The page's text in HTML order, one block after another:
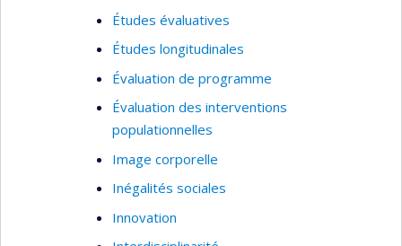
Études évaluatives
Études longitudinales
Évaluation de programme
Évaluation des interventions
populationnelles
Image corporelle
Inégalités sociales
Innovation